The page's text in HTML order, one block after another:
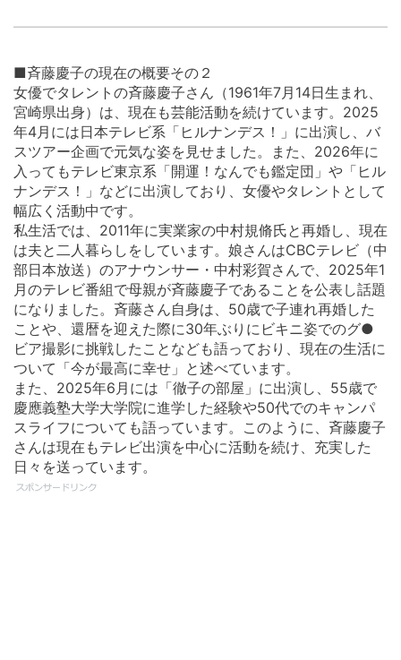
■斉藤慶子の現在の概要その２
女優でタレントの斉藤慶子さん（1961年7月14日生まれ、
宮崎県出身）は、現在も芸能活動を続けています。2025
年4月には日本テレビ系「ヒルナンデス！」に出演し、バ
スツアー企画で元気な姿を見せました。また、2026年に
入ってもテレビ東京系「開運！なんでも鑑定団」や「ヒル
ナンデス！」などに出演しており、女優やタレントとして
幅広く活動中です。
私生活では、2011年に実業家の中村規脩氏と再婚し、現在
は夫と二人暮らしをしています。娘さんはCBCテレビ（中
部日本放送）のアナウンサー・中村彩賀さんで、2025年1
月のテレビ番組で母親が斉藤慶子であることを公表し話題
になりました。斉藤さん自身は、50歳で子連れ再婚した
ことや、還暦を迎えた際に30年ぶりにビキニ姿でのグ●
ビア撮影に挑戦したことなども語っており、現在の生活に
ついて「今が最高に幸せ」と述べています。
また、2025年6月には「徹子の部屋」に出演し、55歳で
慶應義塾大学大学院に進学した経験や50代でのキャンパ
スライフについても語っています。このように、斉藤慶子
さんは現在もテレビ出演を中心に活動を続け、充実した
日々を送っています。